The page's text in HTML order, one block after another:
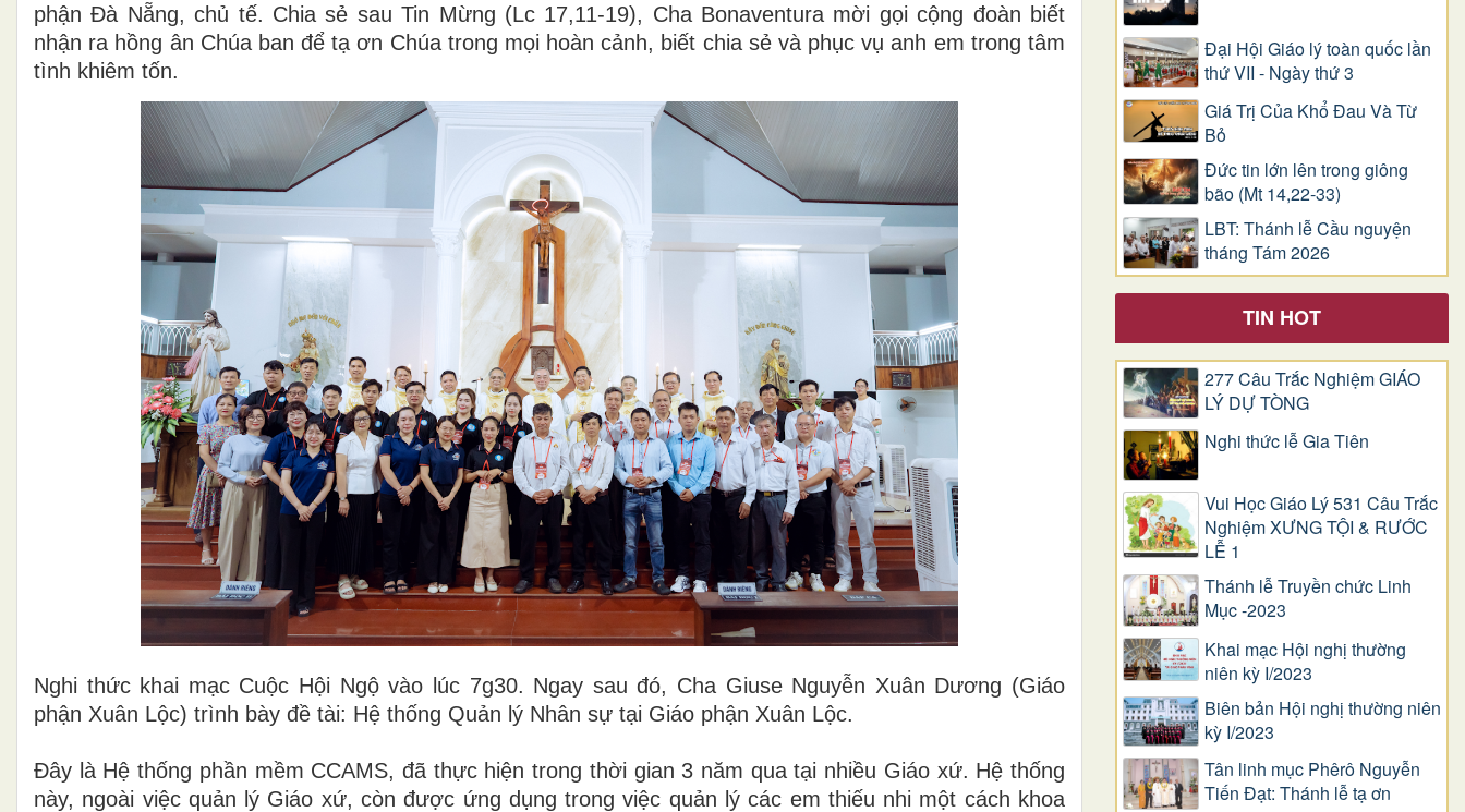
phận Đà Nẵng, chủ tế. Chia sẻ sau Tin Mừng (Lc 17,11-19), Cha Bonaventura mời gọi cộng đoàn biết
nhận ra hồng ân Chúa ban để tạ ơn Chúa trong mọi hoàn cảnh, biết chia sẻ và phục vụ anh em trong tâm
tình khiêm tốn.
Nghi thức khai mạc Cuộc Hội Ngộ vào lúc 7g30. Ngay sau đó, Cha Giuse Nguyễn Xuân Dương (Giáo
phận Xuân Lộc) trình bày đề tài: Hệ thống Quản lý Nhân sự tại Giáo phận Xuân Lộc.
Đây là Hệ thống phần mềm CCAMS, đã thực hiện trong thời gian 3 năm qua tại nhiều Giáo xứ. Hệ thống
này, ngoài việc quản lý Giáo xứ, còn được ứng dụng trong việc quản lý các em thiếu nhi một cách khoa
Đại Hội Giáo lý toàn quốc lần
thứ VII - Ngày thứ 3
Giá Trị Của Khổ Ðau Và Từ
Bỏ
Đức tin lớn lên trong giông
bão (Mt 14,22-33)
LBT: Thánh lễ Cầu nguyện
tháng Tám 2026
TIN HOT
277 Câu Trắc Nghiệm GIÁO
LÝ DỰ TÒNG
Nghi thức lễ Gia Tiên
Vui Học Giáo Lý 531 Câu Trắc
Nghiệm XƯNG TỘI & RƯỚC
LỄ 1
Thánh lễ Truyền chức Linh
Mục -2023
Khai mạc Hội nghị thường
niên kỳ I/2023
Biên bản Hội nghị thường niên
kỳ I/2023
Tân linh mục Phêrô Nguyễn
Tiến Đạt: Thánh lễ tạ ơn